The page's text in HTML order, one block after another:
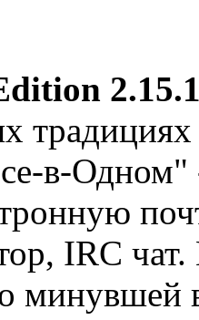
в-Одном"
IRC
минувшей